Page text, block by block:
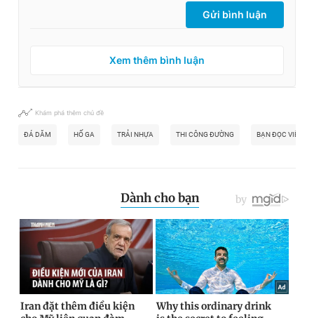
Gửi bình luận
Xem thêm bình luận
Khám phá thêm chủ đề
ĐÁ DĂM HỐ GA TRẢI NHỰA THI CÔNG ĐƯỜNG BẠN ĐỌC VIẾT